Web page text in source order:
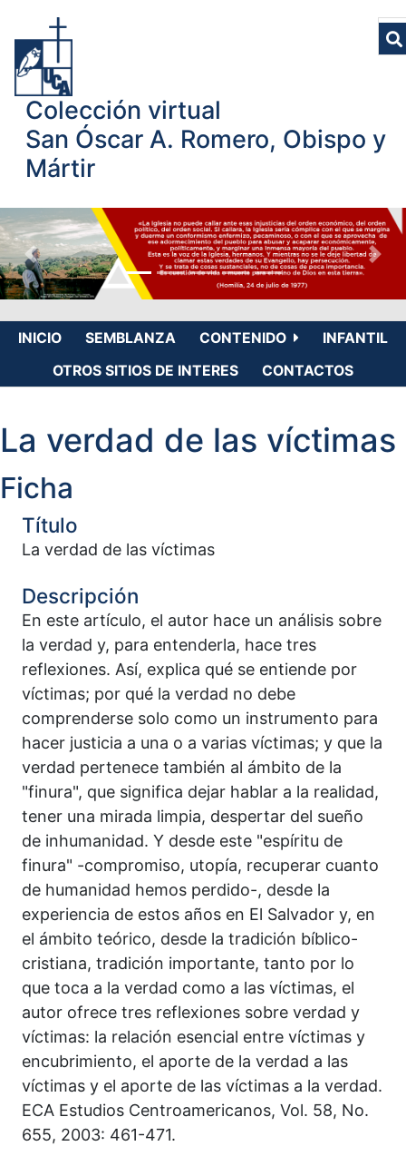
Colección virtual
San Óscar A. Romero, Obispo y
Mártir
INICIO SEMBLANZA CONTENIDO
INFANTIL
OTROS SITIOS DE INTERES
CONTACTOS
La verdad de las víctimas
Ficha
Título
La verdad de las víctimas
Descripción
En este artículo, el autor hace un análisis sobre
la verdad y, para entenderla, hace tres
reflexiones. Así, explica qué se entiende por
víctimas; por qué la verdad no debe
comprenderse solo como un instrumento para
hacer justicia a una o a varias víctimas; y que la
verdad pertenece también al ámbito de la
"finura", que significa dejar hablar a la realidad,
tener una mirada limpia, despertar del sueño
de inhumanidad. Y desde este "espíritu de
finura" -compromiso, utopía, recuperar cuanto
de humanidad hemos perdido-, desde la
experiencia de estos años en El Salvador y, en
el ámbito teórico, desde la tradición bíblico-
cristiana, tradición importante, tanto por lo
que toca a la verdad como a las víctimas, el
autor ofrece tres reflexiones sobre verdad y
víctimas: la relación esencial entre víctimas y
encubrimiento, el aporte de la verdad a las
víctimas y el aporte de las víctimas a la verdad.
ECA Estudios Centroamericanos, Vol. 58, No.
655, 2003: 461-471.